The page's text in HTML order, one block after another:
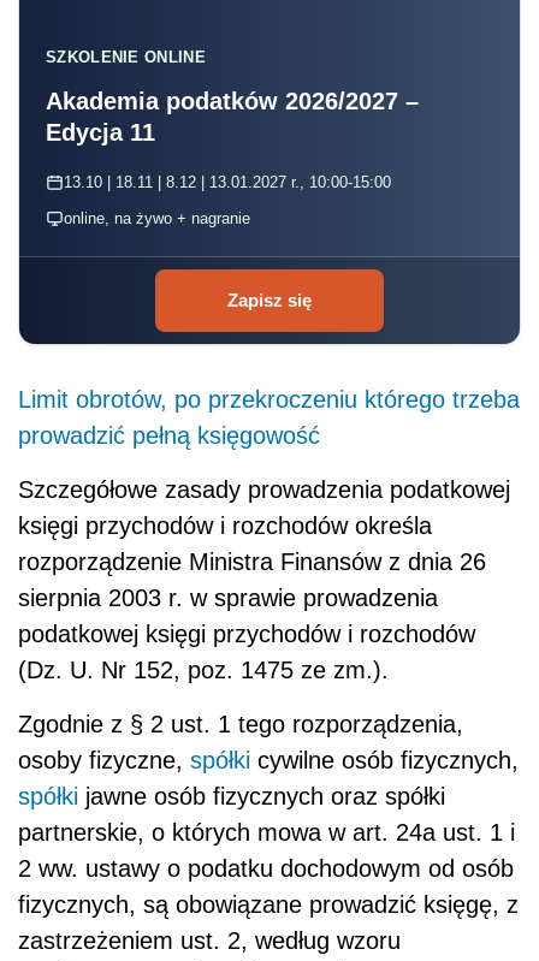
SZKOLENIE ONLINE
Akademia podatków 2026/2027 –
Edycja 11
13.10 | 18.11 | 8.12 | 13.01.2027 r., 10:00-15:00
online, na żywo + nagranie
Zapisz się
Limit obrotów, po przekroczeniu którego trzeba
prowadzić pełną księgowość
Szczegółowe zasady prowadzenia podatkowej
księgi przychodów i rozchodów określa
rozporządzenie Ministra Finansów z dnia 26
sierpnia 2003 r. w sprawie prowadzenia
podatkowej księgi przychodów i rozchodów
(Dz. U. Nr 152, poz. 1475 ze zm.).
Zgodnie z § 2 ust. 1 tego rozporządzenia,
osoby fizyczne, spółki cywilne osób fizycznych,
spółki jawne osób fizycznych oraz spółki
partnerskie, o których mowa w art. 24a ust. 1 i
2 ww. ustawy o podatku dochodowym od osób
fizycznych, są obowiązane prowadzić księgę, z
zastrzeżeniem ust. 2, według wzoru